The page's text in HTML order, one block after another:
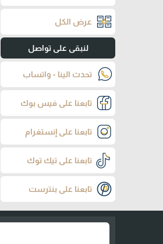
عرض الكل
لنبقى على تواصل
تحدث الينا - واتساب
تابعنا على فيس بوك
تابعنا على إنستغرام
تابعنا على تيك توك
تابعنا على بنترست